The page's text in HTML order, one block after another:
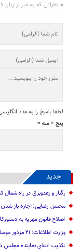
نظراتی که به غیر از
لطفا پاسخ را به عدد
پنج × سه =
جدید
رگبار و رعدوبرق در راه
محسن رضایی: اجازه باز شدن
اصلاح قانون مهریه به
وزارت اطلاعات: ۲۱ مزدور موساد و ۴ شرور مسلح در کرمان بازداشت شدند
تکذیب ادعای نماینده مجلس